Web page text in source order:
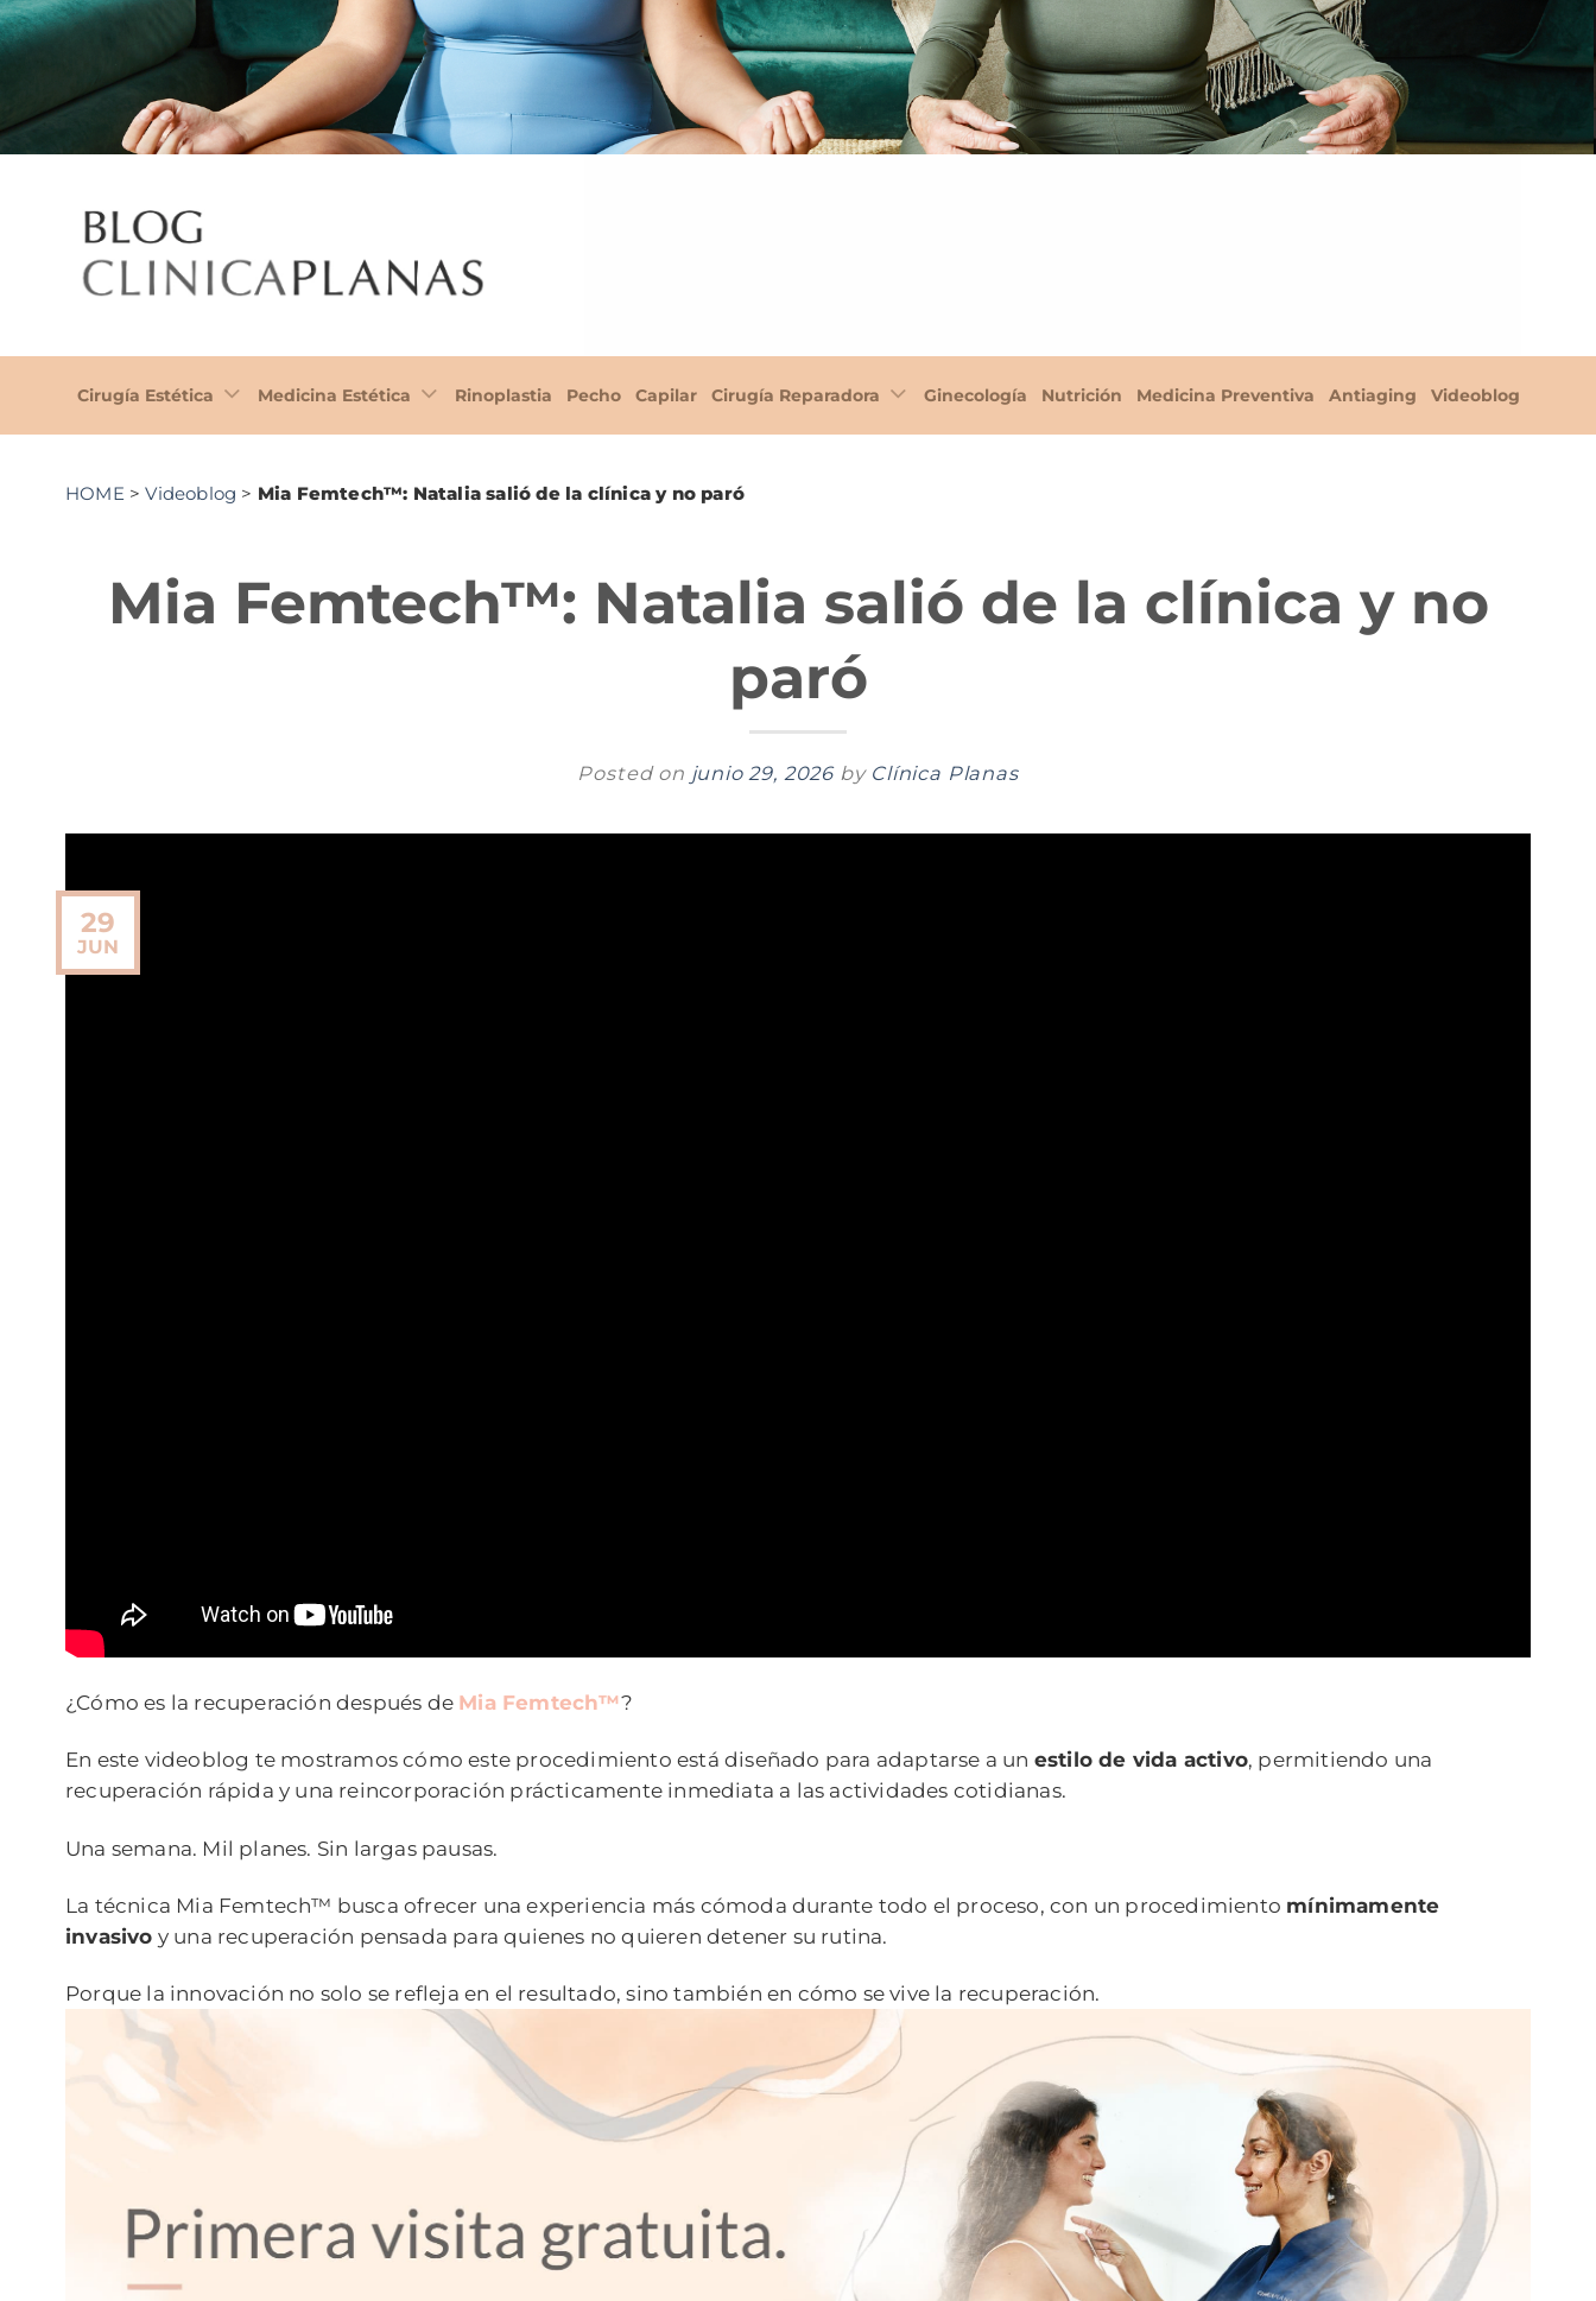
Cirugía Estética Medicina Estética Rinoplastia Pecho Capilar Cirugía Reparadora Ginecología Nutrición Medicina Preventiva Antiaging Videoblog
HOME >Videoblog > Mia Femtech™: Natalia salió de la clínica y no paró
Mia Femtech™: Natalia salió de la clínica y no
paró
Posted on junio 29, 2026 by Clínica Planas
29
JUN
¿Cómo es la recuperación después de Mia Femtech™?
En este videoblog te mostramos cómo este procedimiento está diseñado para adaptarse a un estilo de vida activo, permitiendo una
recuperación rápida y una reincorporación prácticamente inmediata a las actividades cotidianas.
Una semana. Mil planes. Sin largas pausas.
La técnica Mia Femtech™ busca ofrecer una experiencia más cómoda durante todo el proceso, con un procedimiento mínimamente
invasivo y una recuperación pensada para quienes no quieren detener su rutina.
Porque la innovación no solo se refleja en el resultado, sino también en cómo se vive la recuperación.